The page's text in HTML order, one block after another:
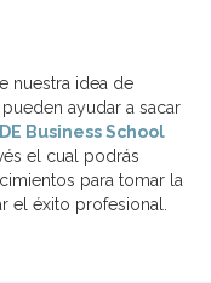
nuestra idea de
ayudar a sacar
Business School
el cual podrás
para tomar la
éxito profesional.